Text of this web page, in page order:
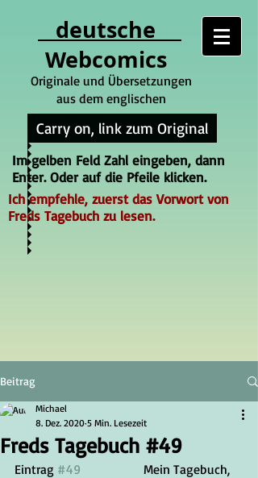
deutsche
Webcomics
Originale und Übersetzungen
aus dem englischen
Carry on, link zum Original
Im gelben Feld Zahl eingeben, dann
Enter. Oder auf die Pfeile klicken.
Ich empfehle, zuerst das Vorwort von
Freds Tagebuch zu lesen.
Beitrag
Freds Tagebuch #49
Michael
8. Dez. 2020 5 Min. Lesezeit
Eintrag #49